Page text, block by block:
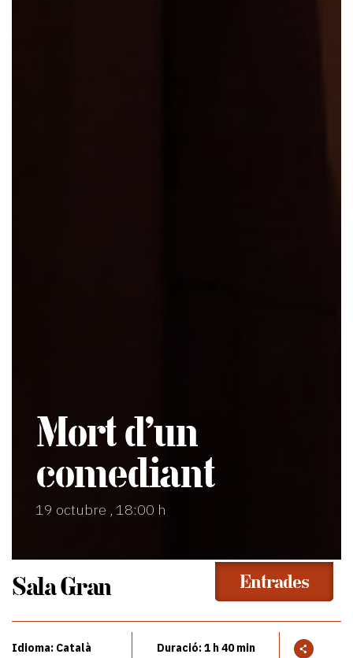
Mort d’un
comediant
19 octubre , 18:00 h
Sala Gran Entrades
Idioma: Català Duració: 1 h 40 min